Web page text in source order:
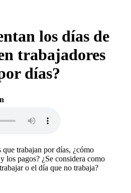
los días de
trabajadores
días?
que trabajan por días, ¿cómo
los pagos? ¿Se considera como
o el día que no trabaja?